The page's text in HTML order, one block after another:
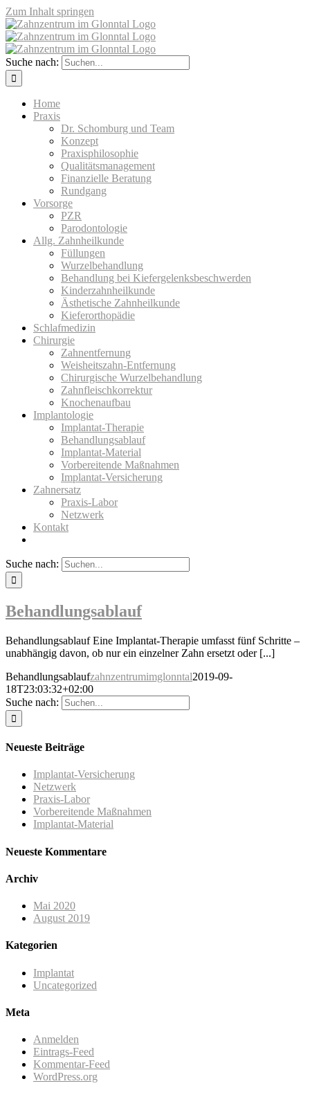
Zum Inhalt springen
Suche nach:
Home
Praxis
Dr. Schomburg und Team
Konzept
Praxisphilosophie
Qualitätsmanagement
Finanzielle Beratung
Rundgang
Vorsorge
PZR
Parodontologie
Allg. Zahnheilkunde
Füllungen
Wurzelbehandlung
Behandlung bei Kiefergelenksbeschwerden
Kinderzahnheilkunde
Ästhetische Zahnheilkunde
Kieferorthopädie
Schlafmedizin
Chirurgie
Zahnentfernung
Weisheitszahn-Entfernung
Chirurgische Wurzelbehandlung
Zahnfleischkorrektur
Knochenaufbau
Implantologie
Implantat-Therapie
Behandlungsablauf
Implantat-Material
Vorbereitende Maßnahmen
Implantat-Versicherung
Zahnersatz
Praxis-Labor
Netzwerk
Kontakt
Suche nach:
Behandlungsablauf
Behandlungsablauf Eine Implantat-Therapie umfasst fünf Schritte –
unabhängig davon, ob nur ein einzelner Zahn ersetzt oder [...]
Behandlungsablaufzahnzentrumimglonntal2019-09-
18T23:03:32+02:00
Suche nach:
Neueste Beiträge
Implantat-Versicherung
Netzwerk
Praxis-Labor
Vorbereitende Maßnahmen
Implantat-Material
Neueste Kommentare
Archiv
Mai 2020
August 2019
Kategorien
Implantat
Uncategorized
Meta
Anmelden
Eintrags-Feed
Kommentar-Feed
WordPress.org